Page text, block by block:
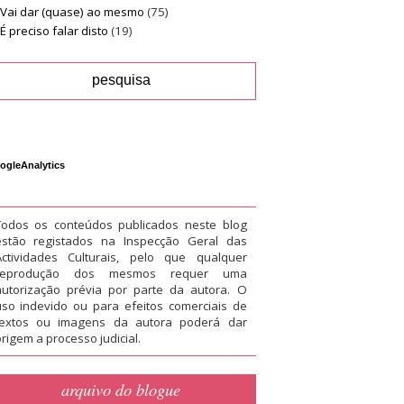
Vai dar (quase) ao mesmo (75)
É preciso falar disto (19)
os conteúdos publicados neste blog
registados na Inspecção Geral das
Culturais, pelo que qualquer
dos mesmos requer uma
prévia por parte da autora. O
indevido ou para efeitos comerciais de
ou imagens da autora poderá dar
a processo judicial.
arquivo do blogue